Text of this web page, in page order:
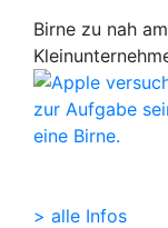
Birne zu nah
> alle Infos